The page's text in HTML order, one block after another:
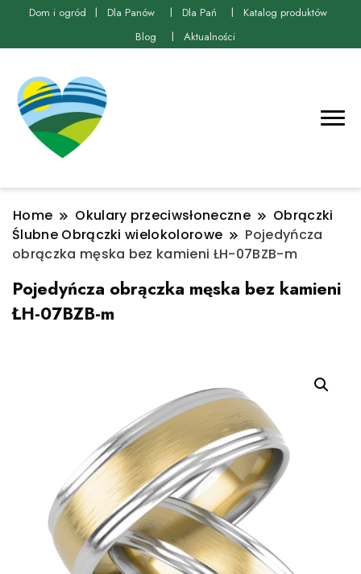
Dom i ogród Dla Panów Dla Pań
Katalog produktów
Blog
Aktualności
Home Okulary przeciwsłoneczne
Obrączki
Ślubne Obrączki wielokolorowe
Pojedyńcza
obrączka męska bez kamieni ŁH-07BZB-m
Pojedyńcza obrączka męska bez kamieni
ŁH-07BZB-m